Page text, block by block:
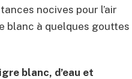
nocives pour l’air
blanc à quelques gouttes
blanc, d’eau et